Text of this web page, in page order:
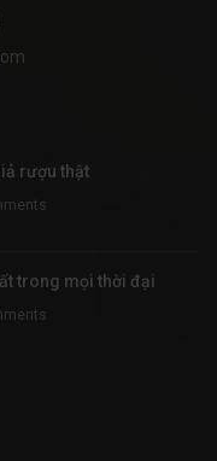
rượu thật
trong mọi thời đại